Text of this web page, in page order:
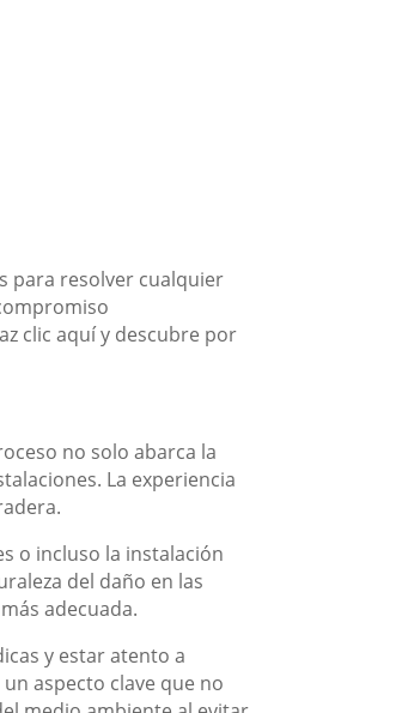
para resolver cualquier
clic aquí y descubre por
no solo abarca la
La experiencia
o incluso la instalación
del daño en las
adecuada.
y estar atento a
aspecto clave que no